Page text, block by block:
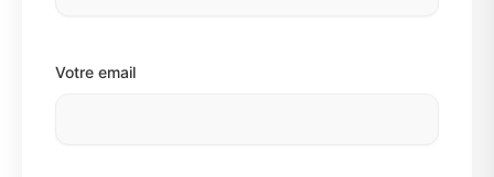
Votre email